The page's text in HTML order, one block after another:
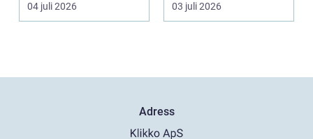
04 juli 2026 03 juli 2026
Adress